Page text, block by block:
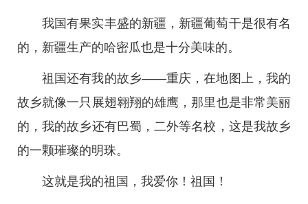
我国有果实丰盛的新疆，新疆葡萄干是很有名
的，新疆生产的哈密瓜也是十分美味的。
祖国还有我的故乡——重庆，在地图上，我的
故乡就像一只展翅翱翔的雄鹰，那里也是非常美丽
的，我的故乡还有巴蜀，二外等名校，这是我故乡
的一颗璀璨的明珠。
这就是我的祖国，我爱你！祖国！